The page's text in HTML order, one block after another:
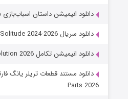
دانلود انیمیشن داستان اسباب‌بازی ۵ Toy Story 5 (2026)
دانلود سریال One Hundred Years of Solitude 2024-2026
دانلود انیمیشن تکامل Evolution 2026
Parts 2026